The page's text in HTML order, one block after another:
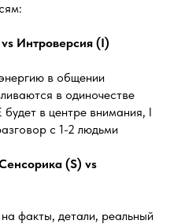
Интроверсия (I)
в общении
в одиночестве
будет в центре внимания, I
с 1-2 людьми
(S) vs
факты, детали, реальный